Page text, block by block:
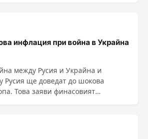
инфлация при война в Украйна
между Русия и Украйна и
Русия ще доведат до шокова
Това заяви финасовият